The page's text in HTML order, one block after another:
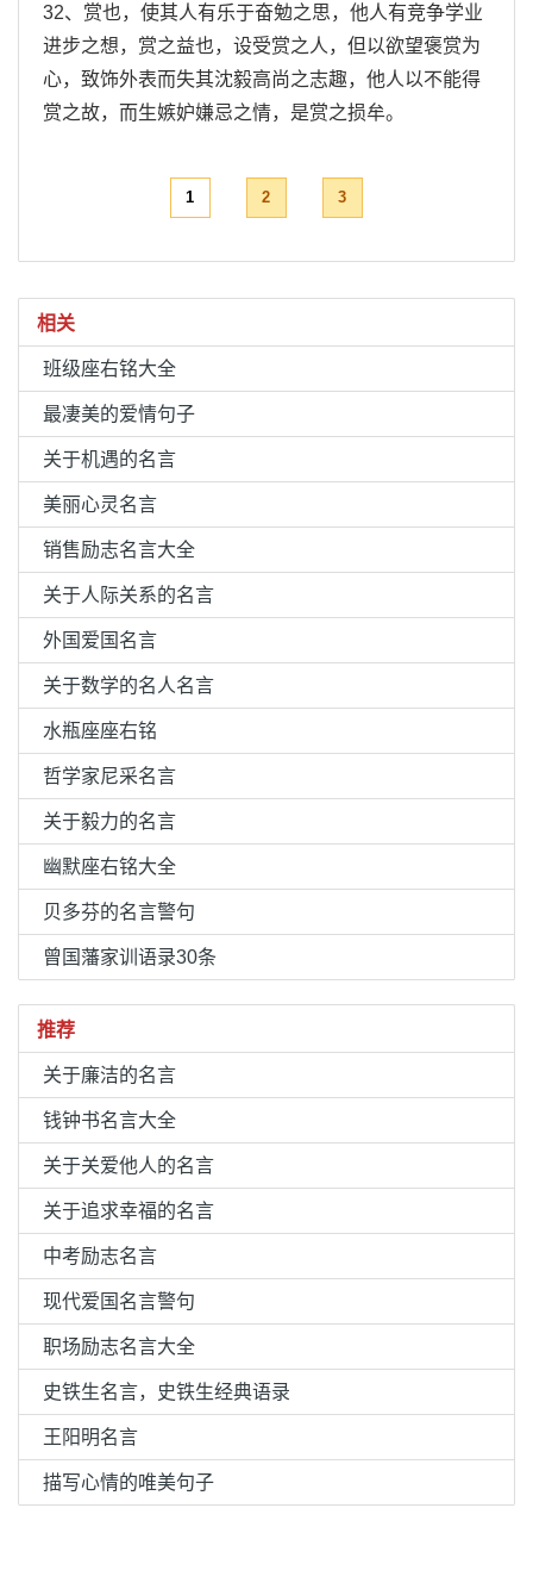
32、赏也，使其人有乐于奋勉之思，他人有竞争学业
进步之想，赏之益也，设受赏之人，但以欲望褒赏为
心，致饰外表而失其沈毅高尚之志趣，他人以不能得
赏之故，而生嫉妒嫌忌之情，是赏之损牟。
1 2 3
相关
班级座右铭大全
最凄美的爱情句子
关于机遇的名言
美丽心灵名言
销售励志名言大全
关于人际关系的名言
外国爱国名言
关于数学的名人名言
水瓶座座右铭
哲学家尼采名言
关于毅力的名言
幽默座右铭大全
贝多芬的名言警句
曾国藩家训语录30条
推荐
关于廉洁的名言
钱钟书名言大全
关于关爱他人的名言
关于追求幸福的名言
中考励志名言
现代爱国名言警句
职场励志名言大全
史铁生名言，史铁生经典语录
王阳明名言
描写心情的唯美句子